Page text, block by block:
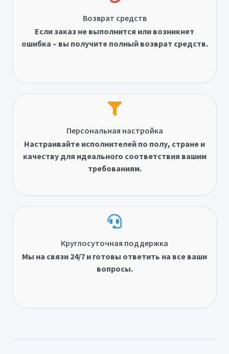
Возврат средств
Если заказ не выполнится или возникнет
ошибка – вы получите полный возврат средств.
Персональная настройка
Настраивайте исполнителей по полу, стране и
качеству для идеального соответствия вашим
требованиям.
Круглосуточная поддержка
Мы на связи 24/7 и готовы ответить на все ваши
вопросы.